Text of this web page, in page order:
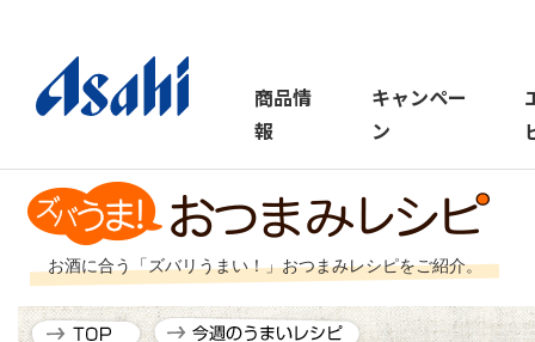
商品情
報
キャンペー
ン
お酒に合う「ズバリうまい！」おつまみレシピをご紹介。